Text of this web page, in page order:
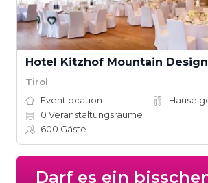
Hotel Kitzhof Mountain
Tirol
Eventlocation
0 Veranstaltungsräume
600 Gäste
Darf es ein